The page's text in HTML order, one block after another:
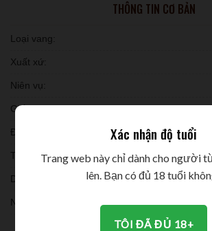
THÔNG TIN CƠ BẢN
Loại vang:
Xuất xứ:
Niên vụ:
Giống nho:
Đóng chai:
Thời gian ủ:
Dung tích:
Nồng độ:
Xác nhận độ tuổi
Trang web này chỉ dành cho người
lên. Bạn có đủ 18 tuổi
TÔI ĐÃ ĐỦ 18+